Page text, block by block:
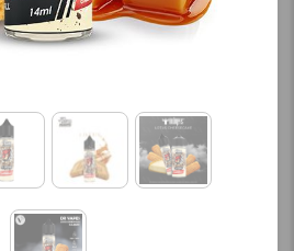
هستند.
افزودن به سبد خرید
ک